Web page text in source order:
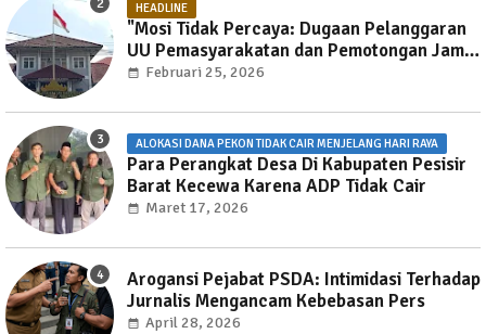
HEADLINE
"Mosi Tidak Percaya: Dugaan Pelanggaran
UU Pemasyarakatan dan Pemotongan Jam
Layanan Publik di Rutan Way Huwi."
Februari 25, 2026
ALOKASI DANA PEKON TIDAK CAIR MENJELANG HARI RAYA
Para Perangkat Desa Di Kabupaten Pesisir
Barat Kecewa Karena ADP Tidak Cair
Maret 17, 2026
Arogansi Pejabat PSDA: Intimidasi Terhadap
Jurnalis Mengancam Kebebasan Pers
April 28, 2026